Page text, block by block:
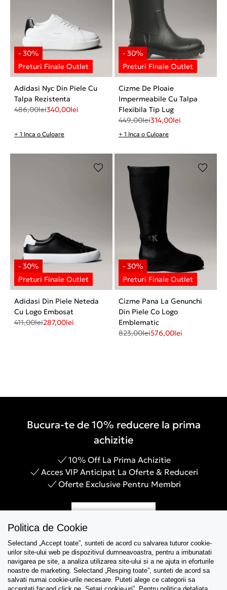
Adidasi Nyc Din Piele Cu
Talpa Rezistenta
486,00lei340,00lei
+ 1 Inca o Culoare
Cizme De Ploaie
Impermeabile Cu Talpa
Flexibila Tip Lug
449,00lei314,00lei
+ 1 Inca o Culoare
Adidasi Din Piele Neteda
Cu Logo Embosat
411,00lei287,00lei
Cizme Pana La Genunchi
Din Piele Co Logo
Emblematic
823,00lei576,00lei
Bucura-te de 10% reducere la prima
achizitie
10% Off La Prima Achizitie
Acces VIP Anticipat La Oferte & Reduceri
Oferte Exclusive Pentru Membri
Asistenta
Politica de Cookie
Selectand „Accept toate”, sunteti de acord cu salvarea tuturor cookie-
urilor site-ului web pe dispozitivul dumneavoastra, pentru a imbunatati
navigarea pe site, a analiza utilizarea site-ului si a ne ajuta in eforturile
noastre de marketing. Selectand „Resping toate”, sunteti de acord sa
salvati numai cookie-urile necesare. Puteti alege ce categorii sa